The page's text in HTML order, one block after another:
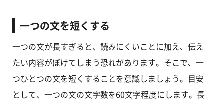
一つの文を短くする
一つの文が長すぎると、読みにくいことに加え、伝え
たい内容がぼけてしまう恐れがあります。そこで、一
つひとつの文を短くすることを意識しましょう。目安
として、一つの文の文字数を60文字程度にします。長